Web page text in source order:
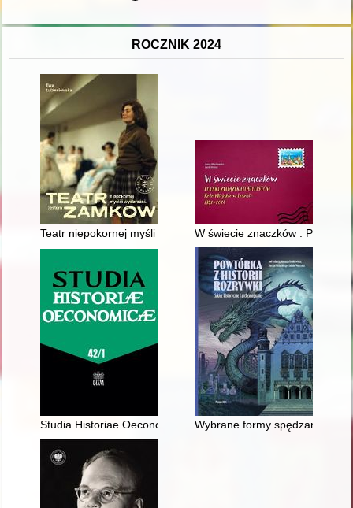
ROCZNIK 2024
Teatr niepokornej myśli i wyobraźni : jestem Zamkow
W świecie znaczków : Polski
Studia Historiae Oeconomicae. Vol. 42, [z.] 1 (2024),
Wybrane formy spędzania